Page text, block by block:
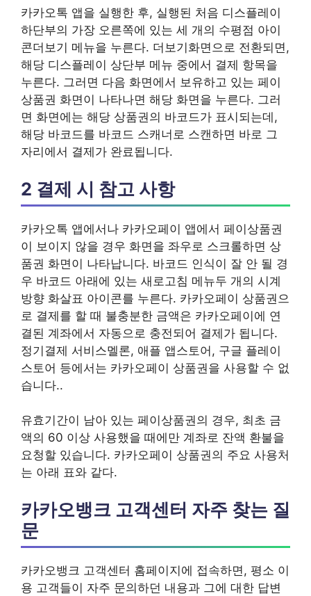
카카오톡 앱을 실행한 후, 실행된 처음 디스플레이
하단부의 가장 오른쪽에 있는 세 개의 수평점 아이
콘더보기 메뉴을 누른다. 더보기화면으로 전환되면,
해당 디스플레이 상단부 메뉴 중에서 결제 항목을
누른다. 그러면 다음 화면에서 보유하고 있는 페이
상품권 화면이 나타나면 해당 화면을 누른다. 그러
면 화면에는 해당 상품권의 바코드가 표시되는데,
해당 바코드를 바코드 스캐너로 스캔하면 바로 그
자리에서 결제가 완료됩니다.
2 결제 시 참고 사항
카카오톡 앱에서나 카카오페이 앱에서 페이상품권
이 보이지 않을 경우 화면을 좌우로 스크롤하면 상
품권 화면이 나타납니다. 바코드 인식이 잘 안 될 경
우 바코드 아래에 있는 새로고침 메뉴두 개의 시계
방향 화살표 아이콘를 누른다. 카카오페이 상품권으
로 결제를 할 때 불충분한 금액은 카카오페이에 연
결된 계좌에서 자동으로 충전되어 결제가 됩니다.
정기결제 서비스멜론, 애플 앱스토어, 구글 플레이
스토어 등에서는 카카오페이 상품권을 사용할 수 없
습니다..
유효기간이 남아 있는 페이상품권의 경우, 최초 금
액의 60 이상 사용했을 때에만 계좌로 잔액 환불을
요청할 있습니다. 카카오페이 상품권의 주요 사용처
는 아래 표와 같다.
카카오뱅크 고객센터 자주 찾는 질
문
카카오뱅크 고객센터 홈페이지에 접속하면, 평소 이
용 고객들이 자주 문의하던 내용과 그에 대한 답변